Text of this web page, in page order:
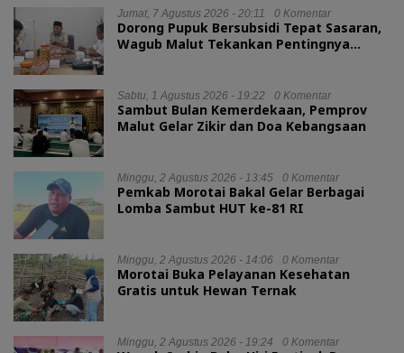
Jumat, 7 Agustus 2026 - 20:11 0 Komentar
Dorong Pupuk Bersubsidi Tepat Sasaran,
Wagub Malut Tekankan Pentingnya
Sabtu, 1 Agustus 2026 - 19:22 0 Komentar
Sambut Bulan Kemerdekaan, Pemprov
Malut Gelar Zikir dan Doa Kebangsaan
Minggu, 2 Agustus 2026 - 13:45 0 Komentar
Pemkab Morotai Bakal Gelar Berbagai
Lomba Sambut HUT ke-81 RI
Minggu, 2 Agustus 2026 - 14:06 0 Komentar
Morotai Buka Pelayanan Kesehatan
Gratis untuk Hewan Ternak
Minggu, 2 Agustus 2026 - 19:24 0 Komentar